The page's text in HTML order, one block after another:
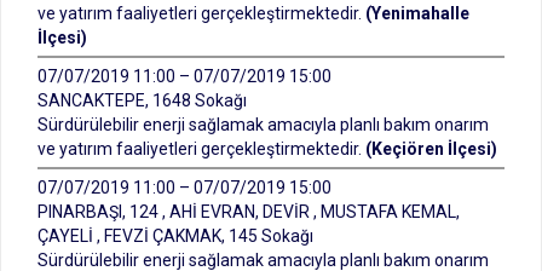
ve yatırım faaliyetleri gerçekleştirmektedir. (Yenimahalle
İlçesi)
07/07/2019 11:00 – 07/07/2019 15:00
SANCAKTEPE, 1648 Sokağı
Sürdürülebilir enerji sağlamak amacıyla planlı bakım onarım
ve yatırım faaliyetleri gerçekleştirmektedir. (Keçiören İlçesi)
07/07/2019 11:00 – 07/07/2019 15:00
PINARBAŞI, 124 , AHİ EVRAN, DEVİR , MUSTAFA KEMAL,
ÇAYELİ , FEVZİ ÇAKMAK, 145 Sokağı
Sürdürülebilir enerji sağlamak amacıyla planlı bakım onarım